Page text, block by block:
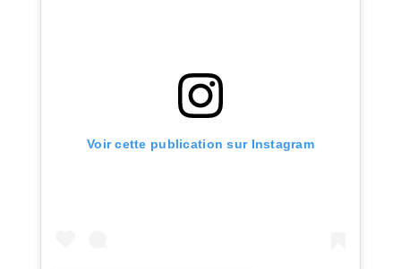
Voir cette publication sur Instagram